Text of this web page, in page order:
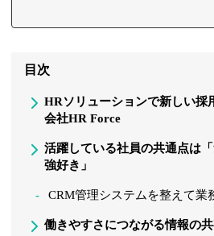
目次
HRソリューションで新しい採
会社HR Force
活躍している社員の共通点は
強好き」
CRM管理システムを整えて業
働きやすさにつながる情報の